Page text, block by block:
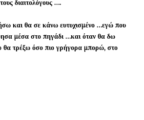
διαιτολόγους ….
και θα σε κάνω ευτυχισμένο …εγώ που
μέσα στο πηγάδι …και όταν θα δω
θα τρέξω όσο πιο γρήγορα μπορώ, στο